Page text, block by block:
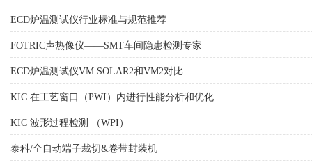
ECD炉温测试仪行业标准与规范推荐
FOTRIC声热像仪——SMT车间隐患检测专家
ECD炉温测试仪VM SOLAR2和VM2对比
KIC 在工艺窗口（PWI）内进行性能分析和优化
KIC 波形过程检测 （WPI）
泰科/全自动端子裁切&卷带封装机